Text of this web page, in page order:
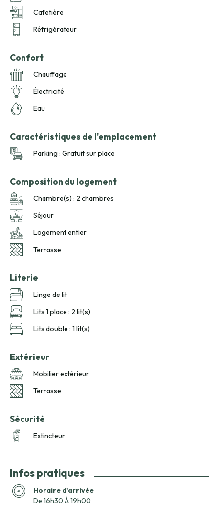
Cafetière
Réfrigérateur
Confort
Chauffage
Électricité
Eau
Caractéristiques de l'emplacement
Parking : Gratuit sur place
Composition du logement
Chambre(s) : 2 chambres
Séjour
Logement entier
Terrasse
Literie
Linge de lit
Lits 1 place : 2 lit(s)
Lits double : 1 lit(s)
Extérieur
Mobilier extérieur
Terrasse
Sécurité
Extincteur
Infos pratiques
Horaire d'arrivée
De 16h30 À 19h00